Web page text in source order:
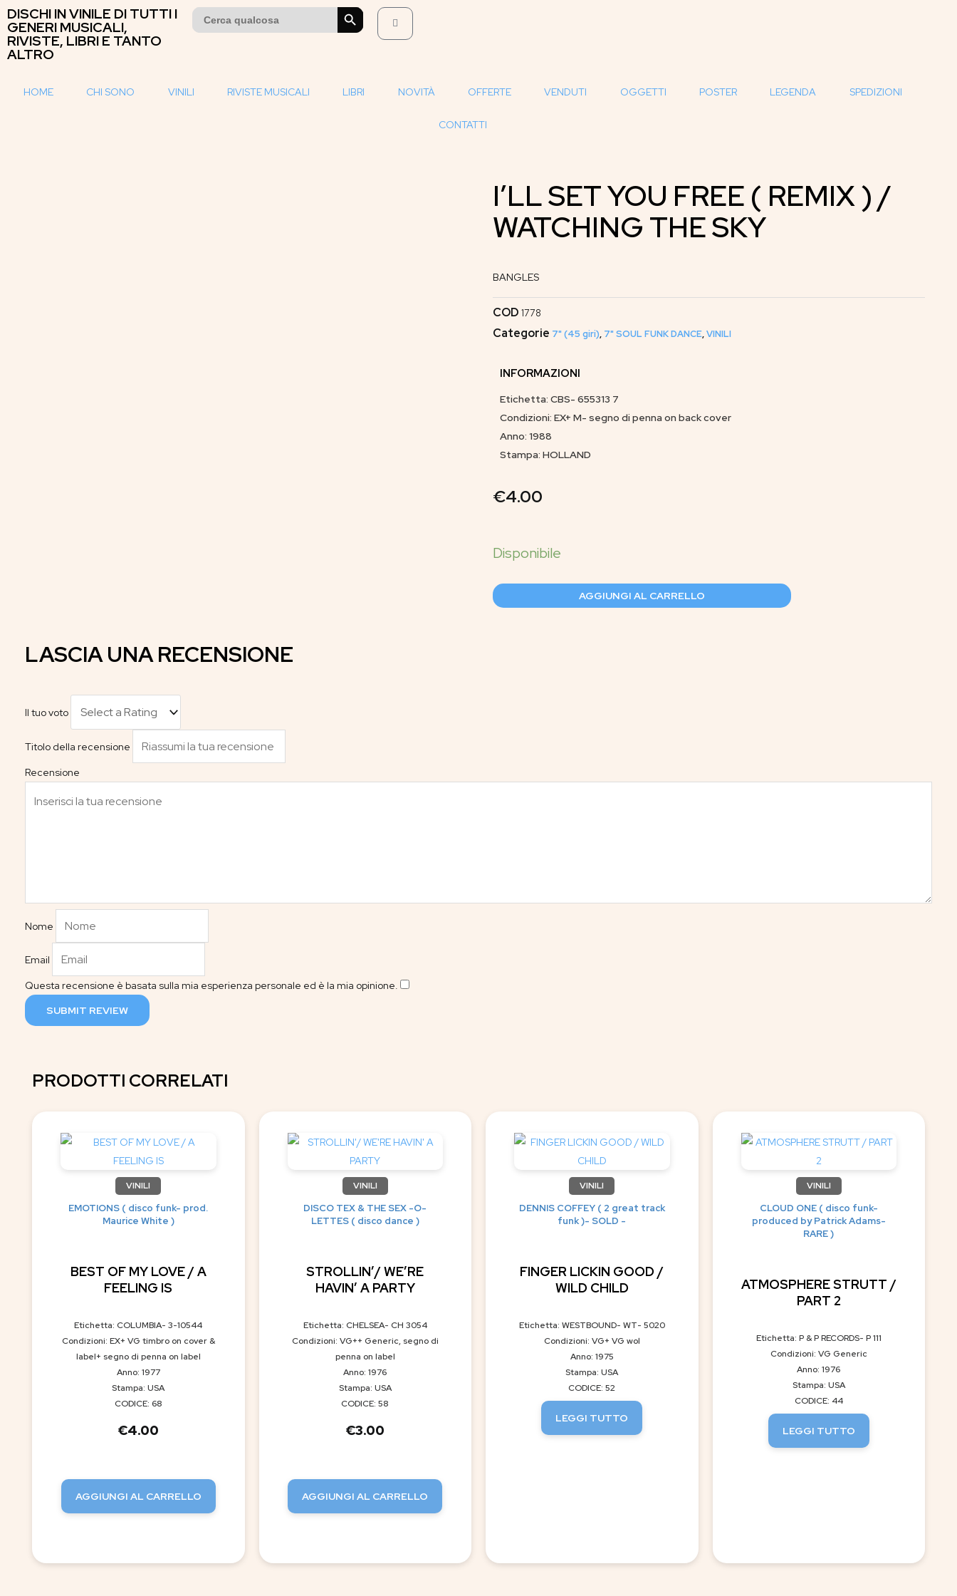
DISCHI IN VINILE DI TUTTI I
GENERI MUSICALI,
RIVISTE, LIBRI E TANTO
ALTRO
Search
for:
SEARCH BUTTON
HOME CHI SONO VINILI RIVISTE MUSICALI LIBRI NOVITÀ OFFERTE VENDUTI OGGETTI POSTER LEGENDA SPEDIZIONI
CONTATTI
I’LL SET YOU FREE ( REMIX ) /
WATCHING THE SKY
BANGLES
COD 1778
Categorie 7" (45 giri), 7" SOUL FUNK DANCE,VINILI
INFORMAZIONI
Etichetta: CBS- 655313 7
Condizioni: EX+ M- segno di penna on back cover
Anno: 1988
Stampa: HOLLAND
€4.00
AGGIUNGI AL CARRELLO
LASCIA UNA RECENSIONE
Il tuo voto
Titolo della recensione
Recensione
Nome
Email
Questa recensione è basata sulla mia esperienza personale ed è la mia opinione.
SUBMIT REVIEW
PRODOTTI CORRELATI
VINILI
EMOTIONS ( disco funk- prod.
Maurice White )
BEST OF MY LOVE / A
FEELING IS
Etichetta: COLUMBIA- 3-10544
Condizioni: EX+ VG timbro on cover &
label+ segno di penna on label
Anno: 1977
Stampa: USA
CODICE: 68
€4.00
AGGIUNGI AL CARRELLO
VINILI
DISCO TEX & THE SEX -O-
LETTES ( disco dance )
STROLLIN’/ WE’RE
HAVIN’ A PARTY
Etichetta: CHELSEA- CH 3054
Condizioni: VG++ Generic, segno di
penna on label
Anno: 1976
Stampa: USA
CODICE: 58
€3.00
AGGIUNGI AL CARRELLO
VINILI
DENNIS COFFEY ( 2 great track
funk )- SOLD -
FINGER LICKIN GOOD /
WILD CHILD
Etichetta: WESTBOUND- WT- 5020
Condizioni: VG+ VG wol
Anno: 1975
Stampa: USA
CODICE: 52
LEGGI TUTTO
VINILI
CLOUD ONE ( disco funk-
produced by Patrick Adams-
RARE )
ATMOSPHERE STRUTT /
PART 2
Etichetta: P & P RECORDS- P 111
Condizioni: VG Generic
Anno: 1976
Stampa: USA
CODICE: 44
LEGGI TUTTO